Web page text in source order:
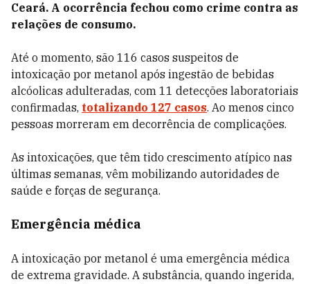
Ceará. A ocorrência fechou como crime contra as
relações de consumo.
Até o momento, são 116 casos suspeitos de
intoxicação por metanol após ingestão de bebidas
alcóolicas adulteradas, com 11 detecções laboratoriais
confirmadas, totalizando 127 casos. Ao menos cinco
pessoas morreram em decorrência de complicações.
As intoxicações, que têm tido crescimento atípico nas
últimas semanas, vêm mobilizando autoridades de
saúde e forças de segurança.
Emergência médica
A intoxicação por metanol é uma emergência médica
de extrema gravidade. A substância, quando ingerida,